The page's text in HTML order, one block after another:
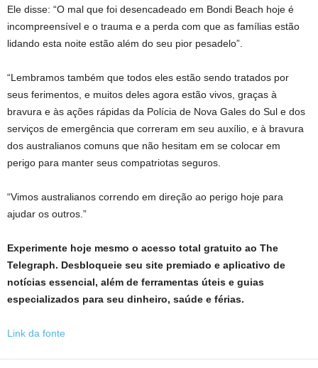
Ele disse: “O mal que foi desencadeado em Bondi Beach hoje é
incompreensível e o trauma e a perda com que as famílias estão
lidando esta noite estão além do seu pior pesadelo”.
“Lembramos também que todos eles estão sendo tratados por
seus ferimentos, e muitos deles agora estão vivos, graças à
bravura e às ações rápidas da Polícia de Nova Gales do Sul e dos
serviços de emergência que correram em seu auxílio, e à bravura
dos australianos comuns que não hesitam em se colocar em
perigo para manter seus compatriotas seguros.
“Vimos australianos correndo em direção ao perigo hoje para
ajudar os outros.”
Experimente hoje mesmo o acesso total gratuito ao The
Telegraph. Desbloqueie seu site premiado e aplicativo de
notícias essencial, além de ferramentas úteis e guias
especializados para seu dinheiro, saúde e férias.
Link da fonte